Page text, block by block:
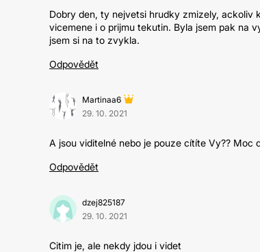
Dobry den, ty nejvetsi hrudky zmizely,
vicemene i o prijmu tekutin. Byla jsem pak na
jsem si na to zvykla.
Odpovědět
Martinaa6
29. 10. 2021
A jsou viditelné nebo je pouze cítíte Vy?? Moc
Odpovědět
dzej825187
29. 10. 2021
Citim je, ale nekdy jdou i videt